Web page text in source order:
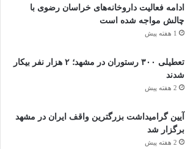
ادامه فعالیت داروخانه‌های خراسان رضوی با
چالش مواجه شده است
1 هفته پیش
تعطیلی ۳۰۰ رستوران در مشهد؛ ۲ هزار نفر بیکار
شدند
2 هفته پیش
آیین گرامیداشت بزرگترین واقف ایران در مشهد
برگزار شد
2 هفته پیش